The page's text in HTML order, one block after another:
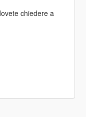
chiedere a